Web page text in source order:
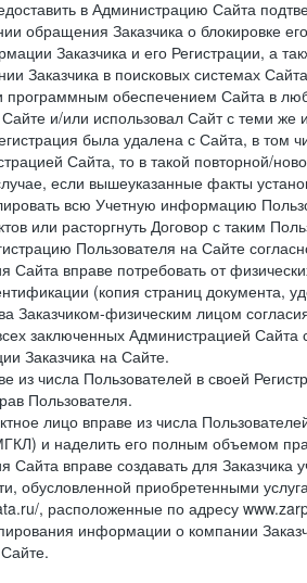
в Администрацию Сайта
обращения Заказчика о блокировке
Заказчика и его Регистрации, а
Заказчика в поисковых системах
программным обеспечением Сайта в
Сайте и/или использовал Сайт с теми
была удалена с Сайта, в том
Сайта, то в такой повторной/
если вышеуказанные факты
всю Учетную информацию
или расторгнуть Договор с таким
Пользователя на Сайте
Сайта вправе потребовать от
(копия страниц документа,
Заказчиком-физическим лицом
заключенных Администрацией
Заказчика на Сайте.
из числа Пользователей в своей
Пользователя.
лицо вправе из числа
и наделить его полным объемом
Сайта вправе создавать для
обусловленной приобретенными
, расположенные по адресу
информации о компании